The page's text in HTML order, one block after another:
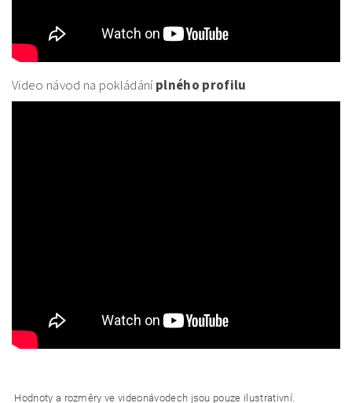
Video návod na pokládáníplného profilu
Hodnoty a rozměry ve videonávodech jsou pouze ilustrativní.